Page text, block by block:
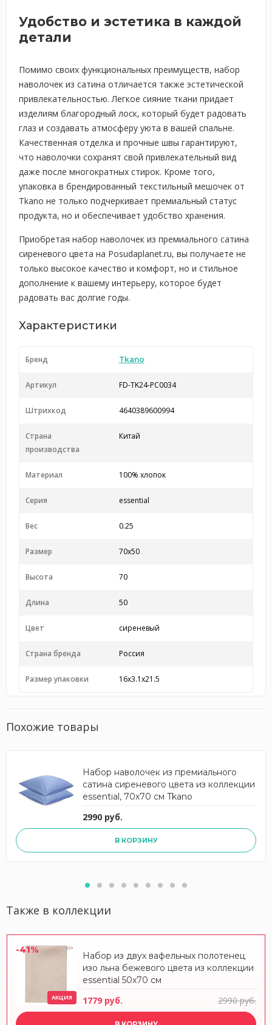
Удобство и эстетика в каждой
детали
Помимо своих функциональных преимуществ, набор
наволочек из сатина отличается также эстетической
привлекательностью. Легкое сияние ткани придает
изделиям благородный лоск, который будет радовать
глаз и создавать атмосферу уюта в вашей спальне.
Качественная отделка и прочные швы гарантируют,
что наволочки сохранят свой привлекательный вид
даже после многократных стирок. Кроме того,
упаковка в брендированный текстильный мешочек от
Tkano не только подчеркивает премиальный статус
продукта, но и обеспечивает удобство хранения.
Приобретая набор наволочек из премиального сатина
сиреневого цвета на Posudaplanet.ru, вы получаете не
только высокое качество и комфорт, но и стильное
дополнение к вашему интерьеру, которое будет
радовать вас долгие годы.
Характеристики
Бренд Tkano
Артикул FD-TK24-PC0034
Штрихкод 4640389600994
Страна
производства
Китай
Материал 100% хлопок
Серия essential
Вес 0.25
Размер 70x50
Высота 70
Длина 50
Цвет сиреневый
Страна бренда Россия
Размер упаковки 16x3.1x21.5
Похожие товары
Набор наволочек из премиального
сатина сиреневого цвета из коллекции
essential, 70х70 см Tkano
2990 руб.
В КОРЗИНУ
Также в коллекции
-41%
АКЦИЯ
Набор из двух вафельных полотенец
изо льна бежевого цвета из коллекции
essential 50х70 см
1779 руб. 2990 руб.